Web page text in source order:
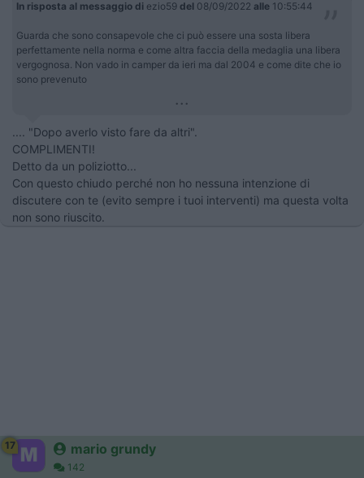
In risposta al messaggio di ezio59 del 08/09/2022 alle 10:55:44
Guarda che sono consapevole che ci può essere una sosta libera
perfettamente nella norma e come altra faccia della medaglia una libera
vergognosa. Non vado in camper da ieri ma dal 2004 e come dite che io
sono prevenuto
...
.... "Dopo averlo visto fare da altri".
​​​​​​COMPLIMENTI!
Detto da un poliziotto...
Con questo chiudo perché non ho nessuna intenzione di
discutere con te (evito sempre i tuoi interventi) ma questa volta
non sono riuscito.
17 mario grundy
142